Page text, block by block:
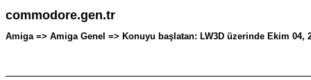
commodore.gen.tr
Amiga => Amiga Genel => Konuyu başlatan: LW3D üzerinde Ekim 04,